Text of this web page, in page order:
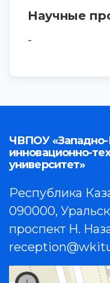
Научные
-
ЧВПОУ «Западно-
инновационно-
университет»
Республика
090000, Уральск
проспект Н.